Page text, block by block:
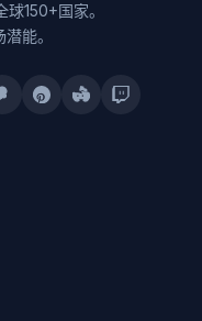
150+国家。
能。